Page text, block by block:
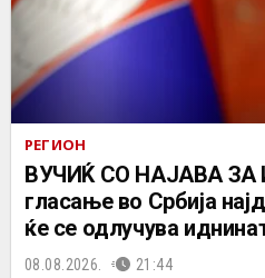
РЕГИОН
ВУЧИЌ СО НАЈАВА ЗА
гласање во Србија
ќе се одлучува
08.08.2026. 21:44